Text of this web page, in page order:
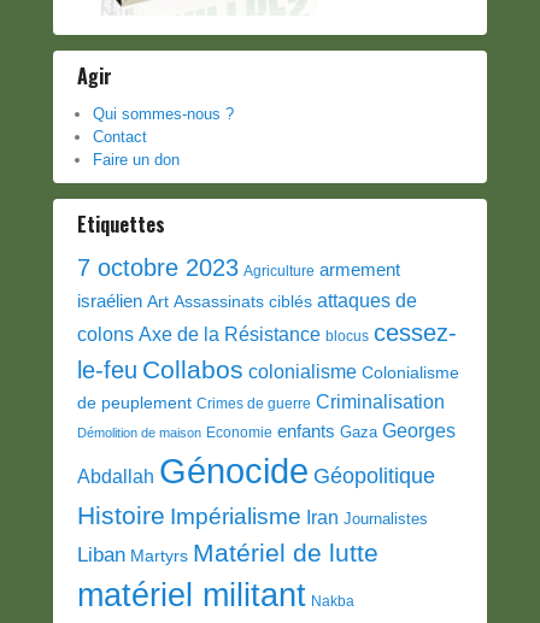
Agir
Qui sommes-nous ?
Contact
Faire un don
Etiquettes
7 octobre 2023 Agriculture armement
israélien Art Assassinats ciblés attaques de
colons Axe de la Résistance blocus cessez-
le-feu Collabos colonialisme Colonialisme
de peuplement Crimes de guerre Criminalisation
Démolition de maison Economie enfants Gaza Georges
Abdallah Génocide Géopolitique
Histoire Impérialisme Iran Journalistes
Liban Martyrs Matériel de lutte
matériel militant Nakba